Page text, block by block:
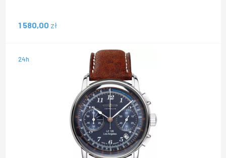
1 580,00 zł
24h